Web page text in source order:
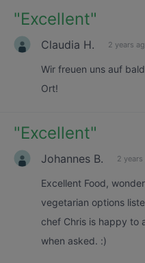
"Excellent"
Claudia H. 2 years
Wir freuen uns auf
Ort!
"Excellent"
Johannes B. 2 years
Excellent Food,
vegetarian options
chef Chris is happy to
when asked. :)